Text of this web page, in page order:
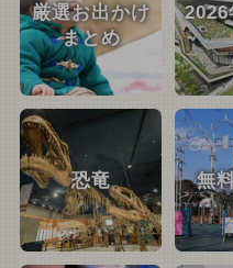
厳選お出かけ
まとめ
2026
恐竜 無